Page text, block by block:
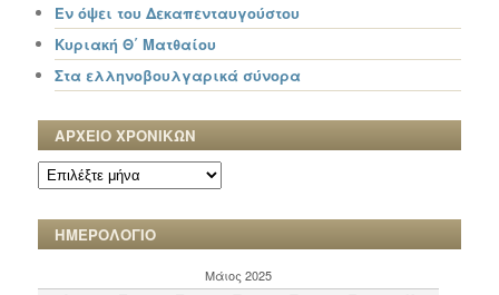
Εν όψει του Δεκαπενταυγούστου
Κυριακή Θ΄ Ματθαίου
Στα ελληνοβουλγαρικά σύνορα
ΑΡΧΕΙΟ ΧΡΟΝΙΚΩΝ
ΑΡΧΕΙΟ
ΧΡΟΝΙΚΩΝ
ΗΜΕΡΟΛΟΓΙΟ
Μάιος 2025